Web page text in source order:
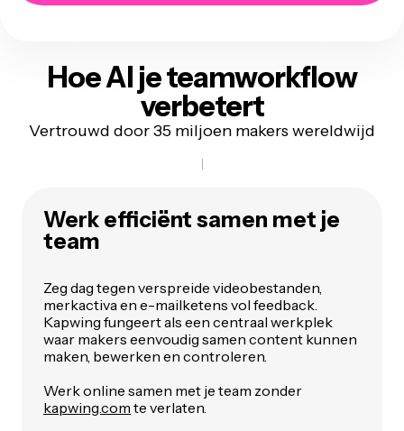
Hoe AI je teamworkflow
verbetert
Vertrouwd door 35 miljoen makers wereldwijd
Werk efficiënt samen met je
team
Zeg dag tegen verspreide videobestanden,
merkactiva en e-mailketens vol feedback.
Kapwing fungeert als een centraal werkplek
waar makers eenvoudig samen content kunnen
maken, bewerken en controleren.
Werk online samen met je team zonder
kapwing.com te verlaten.